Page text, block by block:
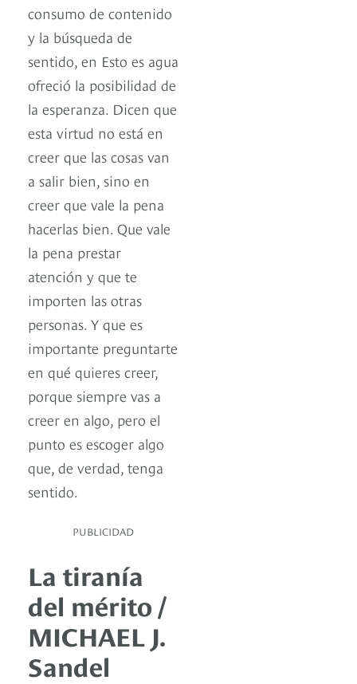
consumo de contenido
y la búsqueda de
sentido, en Esto es agua
ofreció la posibilidad de
la esperanza. Dicen que
esta virtud no está en
creer que las cosas van
a salir bien, sino en
creer que vale la pena
hacerlas bien. Que vale
la pena prestar
atención y que te
importen las otras
personas. Y que es
importante preguntarte
en qué quieres creer,
porque siempre vas a
creer en algo, pero el
punto es escoger algo
que, de verdad, tenga
sentido.
PUBLICIDAD
La tiranía
del mérito /
MICHAEL J.
Sandel